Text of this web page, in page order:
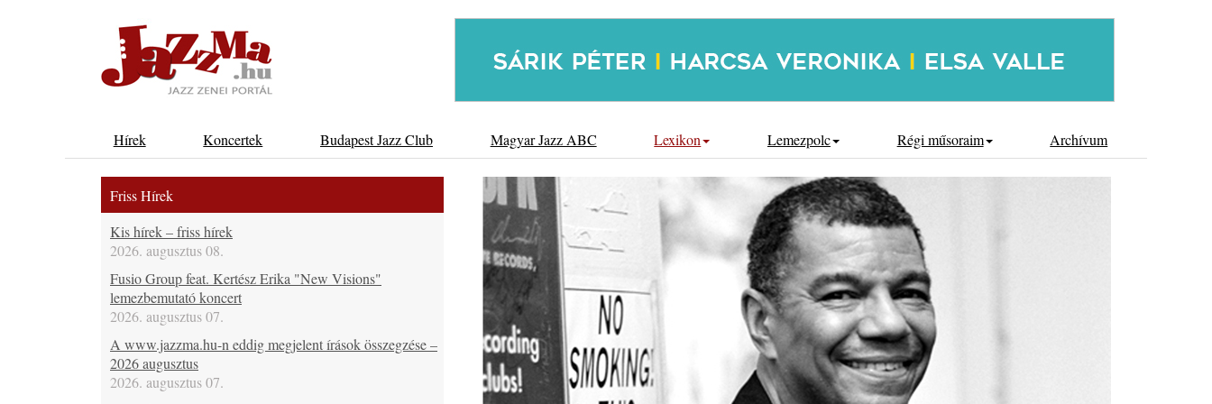
Hírek Koncertek Budapest Jazz Club Magyar Jazz ABC Lexikon Lemezpolc Régi műsoraim Archívum
Friss Hírek
Kis hírek – friss hírek
2026. augusztus 08.
Fusio Group feat. Kertész Erika "New Visions"
lemezbemutató koncert
2026. augusztus 07.
A www.jazzma.hu-n eddig megjelent írások összegzése –
2026 augusztus
2026. augusztus 07.